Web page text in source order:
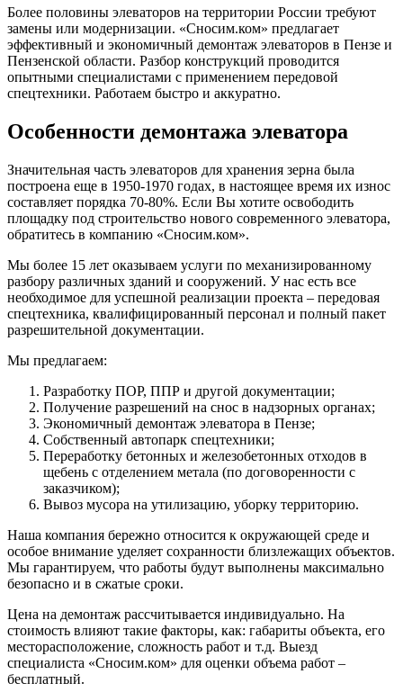
Более половины элеваторов на территории России требуют
замены или модернизации. «Сносим.ком» предлагает
эффективный и экономичный демонтаж элеваторов в Пензе и
Пензенской области. Разбор конструкций проводится
опытными специалистами с применением передовой
спецтехники. Работаем быстро и аккуратно.
Особенности демонтажа элеватора
Значительная часть элеваторов для хранения зерна была
построена еще в 1950-1970 годах, в настоящее время их износ
составляет порядка 70-80%. Если Вы хотите освободить
площадку под строительство нового современного элеватора,
обратитесь в компанию «Сносим.ком».
Мы более 15 лет оказываем услуги по механизированному
разбору различных зданий и сооружений. У нас есть все
необходимое для успешной реализации проекта – передовая
спецтехника, квалифицированный персонал и полный пакет
разрешительной документации.
Мы предлагаем:
Разработку ПОР, ППР и другой документации;
Получение разрешений на снос в надзорных органах;
Экономичный демонтаж элеватора в Пензе;
Собственный автопарк спецтехники;
Переработку бетонных и железобетонных отходов в
щебень с отделением метала (по договоренности с
заказчиком);
Вывоз мусора на утилизацию, уборку территорию.
Наша компания бережно относится к окружающей среде и
особое внимание уделяет сохранности близлежащих объектов.
Мы гарантируем, что работы будут выполнены максимально
безопасно и в сжатые сроки.
Цена на демонтаж рассчитывается индивидуально. На
стоимость влияют такие факторы, как: габариты объекта, его
месторасположение, сложность работ и т.д. Выезд
специалиста «Сносим.ком» для оценки объема работ –
бесплатный.